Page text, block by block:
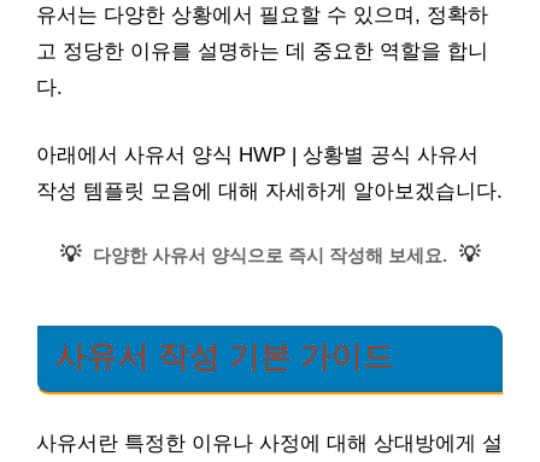
유서는 다양한 상황에서 필요할 수 있으며, 정확하
고 정당한 이유를 설명하는 데 중요한 역할을 합니
다.
아래에서 사유서 양식 HWP | 상황별 공식 사유서
작성 템플릿 모음에 대해 자세하게 알아보겠습니다.
💡 다양한 사유서 양식으로 즉시 작성해 보세요. 💡
사유서 작성 기본 가이드
사유서란 특정한 이유나 사정에 대해 상대방에게 설